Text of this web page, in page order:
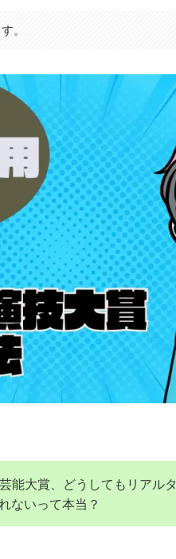
。
能大賞、どうしてもリアル
いって本当？